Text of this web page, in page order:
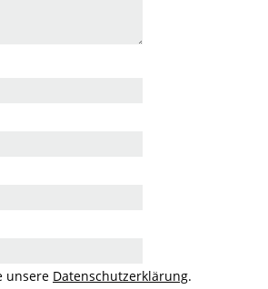
unsere Datenschutzerklärung.